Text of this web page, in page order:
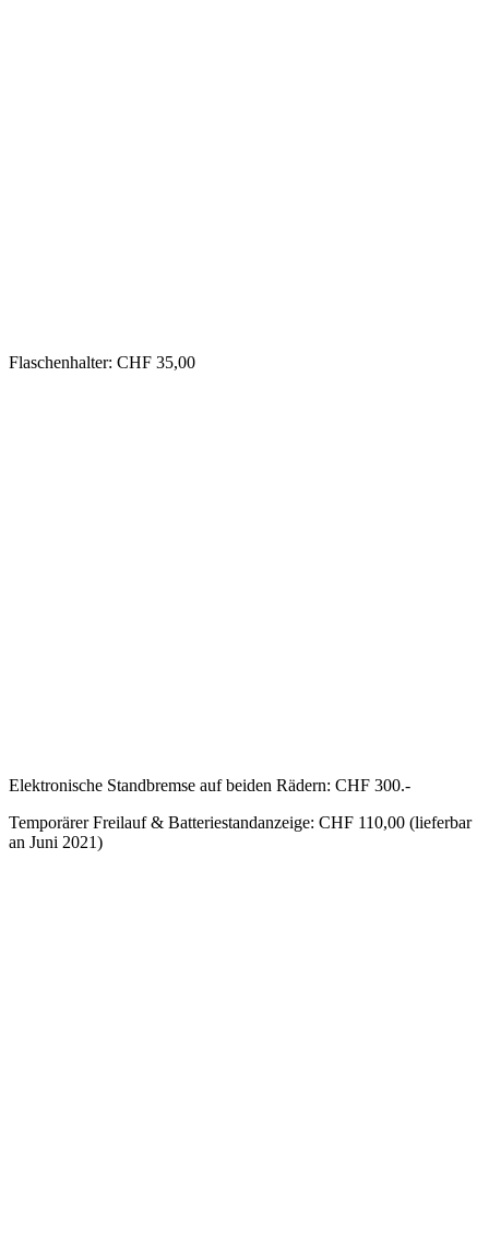
Flaschenhalter: CHF 35,00
Elektronische Standbremse auf beiden Rädern: CHF 300.-
Temporärer Freilauf & Batteriestandanzeige: CHF 110,00 (lieferbar
an Juni 2021)